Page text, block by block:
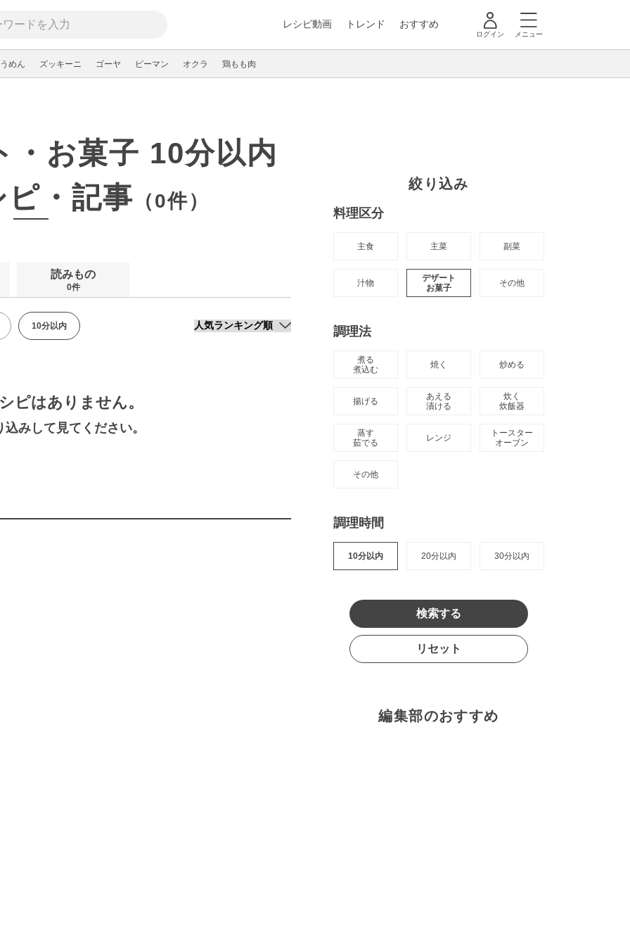
レシピ動画 トレンド おすすめ
ログイン メニュー
めん ズッキーニ ゴーヤ ピーマン オクラ 鶏もも肉
・お菓子 10分以内
・記事 （0件）
読みもの
0件
10分以内
ピはありません。
みして見てください。
絞り込み
料理区分
主食 主菜 副菜
汁物
デザート
お菓子
その他
調理法
煮る
煮込む
焼く 炒める
揚げる
あえる
漬ける
炊く
炊飯器
蒸す
茹でる
レンジ
トースター
オーブン
その他
調理時間
10分以内 20分以内 30分以内
検索する
リセット
編集部のおすすめ